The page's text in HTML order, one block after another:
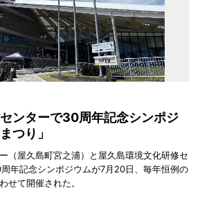
ンターで30周年記念シンポジ
つり」
（屋久島町宮之浦）と屋久島環境文化研修セ
年記念シンポジウムが7月20日、毎年恒例の
せて開催された。